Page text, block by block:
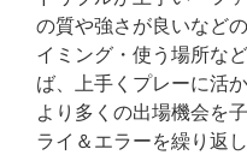
の質や強さが良いなど
イミング・使う場所な
ば、上手くプレーに活
より多くの出場機会を
ライ＆エラーを繰り返